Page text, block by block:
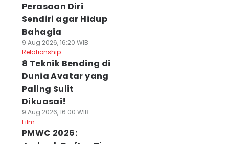
Perasaan Diri
Sendiri agar Hidup
Bahagia
9 Aug 2026, 16:20 WIB
Relationship
8 Teknik Bending di
Dunia Avatar yang
Paling Sulit
Dikuasai!
9 Aug 2026, 16:00 WIB
Film
PMWC 2026: